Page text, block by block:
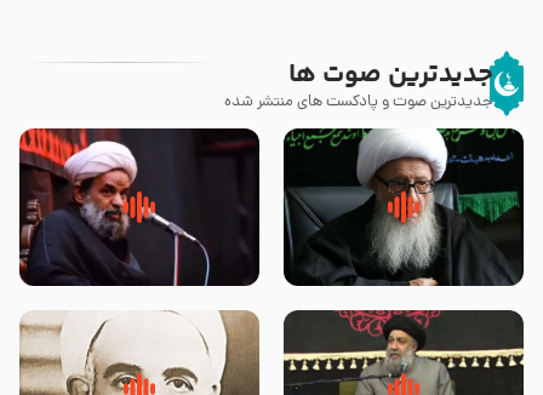
جدیدترین صوت ها
جدیدترین صوت و پادکست های منتشر شده
زوّار اربعین امام حسین (علیه
السلام) با این اشتیاق به زیارت
روضه جانسوز پاره های جگر امام
حسن مجتبی علیه السلام-حجت